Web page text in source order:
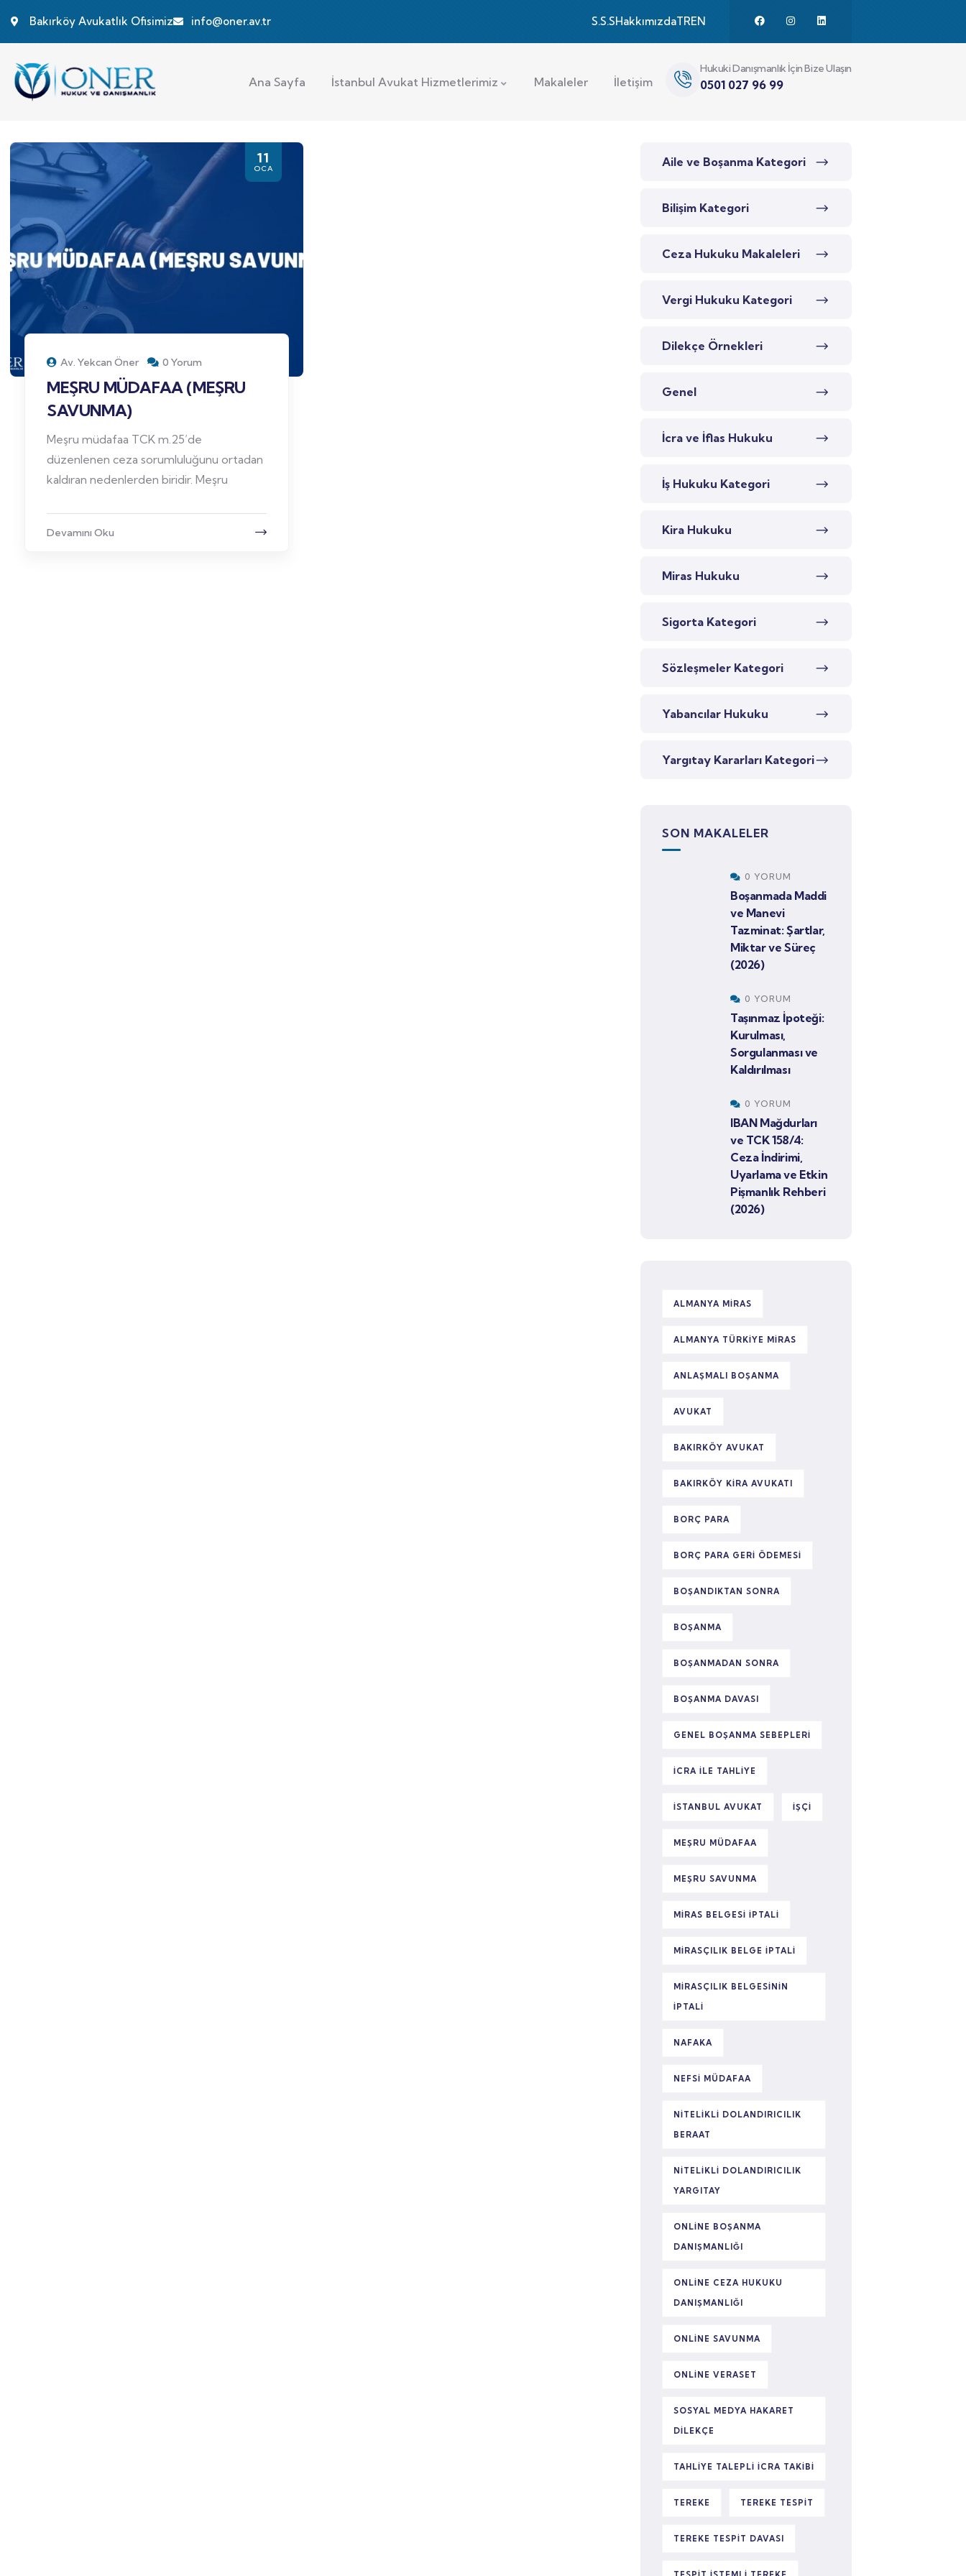
Bakırköy Avukatlık Ofisimiz info@oner.av.tr S.S.SHakkımızdaTREN
Ana Sayfa İstanbul Avukat Hizmetlerimiz Makaleler İletişim
Hukuki Danışmanlık İçin Bize Ulaşın
0501 027 96 99
11
OCA
Av. Yekcan Öner 0 Yorum
MEŞRU MÜDAFAA (MEŞRU
SAVUNMA)
Meşru müdafaa TCK m.25’de
düzenlenen ceza sorumluluğunu ortadan
kaldıran nedenlerden biridir. Meşru
Devamını Oku
Aile ve Boşanma Kategori
Bilişim Kategori
Ceza Hukuku Makaleleri
Vergi Hukuku Kategori
Dilekçe Örnekleri
Genel
İcra ve İflas Hukuku
İş Hukuku Kategori
Kira Hukuku
Miras Hukuku
Sigorta Kategori
Sözleşmeler Kategori
Yabancılar Hukuku
Yargıtay Kararları Kategori
SON MAKALELER
0 YORUM
Boşanmada Maddi
ve Manevi
Tazminat: Şartlar,
Miktar ve Süreç
(2026)
0 YORUM
Taşınmaz İpoteği:
Kurulması,
Sorgulanması ve
Kaldırılması
0 YORUM
IBAN Mağdurları
ve TCK 158/4:
Ceza İndirimi,
Uyarlama ve Etkin
Pişmanlık Rehberi
(2026)
ALMANYA MIRAS
ALMANYA TÜRKIYE MIRAS
ANLAŞMALI BOŞANMA
AVUKAT
BAKIRKÖY AVUKAT
BAKIRKÖY KIRA AVUKATI
BORÇ PARA
BORÇ PARA GERI ÖDEMESI
BOŞANDIKTAN SONRA
BOŞANMA
BOŞANMADAN SONRA
BOŞANMA DAVASI
GENEL BOŞANMA SEBEPLERI
ICRA ILE TAHLIYE
ISTANBUL AVUKAT IŞÇI
MEŞRU MÜDAFAA
MEŞRU SAVUNMA
MIRAS BELGESI IPTALI
MIRASÇILIK BELGE IPTALI
MIRASÇILIK BELGESININ
IPTALI
NAFAKA
NEFSI MÜDAFAA
NITELIKLI DOLANDIRICILIK
BERAAT
NITELIKLI DOLANDIRICILIK
YARGITAY
ONLINE BOŞANMA
DANIŞMANLIĞI
ONLINE CEZA HUKUKU
DANIŞMANLIĞI
ONLINE SAVUNMA
ONLINE VERASET
SOSYAL MEDYA HAKARET
DILEKÇE
TAHLIYE TALEPLI ICRA TAKIBI
TEREKE TEREKE TESPIT
TEREKE TESPIT DAVASI